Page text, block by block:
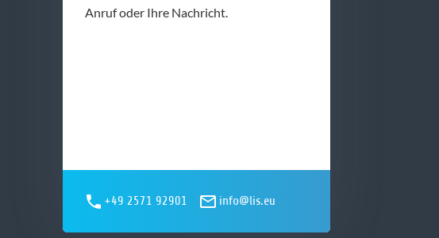
Anruf oder Ihre Nachricht.
+49 2571 92901 info@lis.eu